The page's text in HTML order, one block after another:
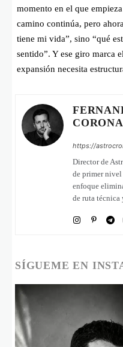
momento en el que
camino continúa, pero
tiene mi vida”, sino “qué
sentido”. Y ese giro marca
expansión necesita
https://
Director de
de primer
enfoque
de ruta técnica
SÍGUEME EN